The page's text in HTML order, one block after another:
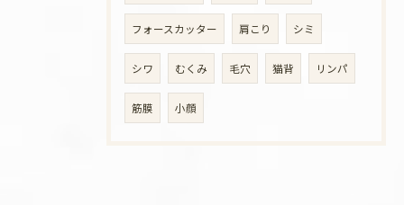
フォースカッター 肩こり シミ
シワ むくみ 毛穴 猫背 リンパ
筋膜 小顔